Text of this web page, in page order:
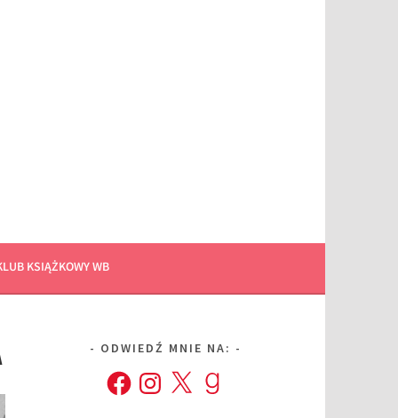
KSIĄŻKOWY WB
ODWIEDŹ MNIE NA:
FacebookInstagram
X Goodreads